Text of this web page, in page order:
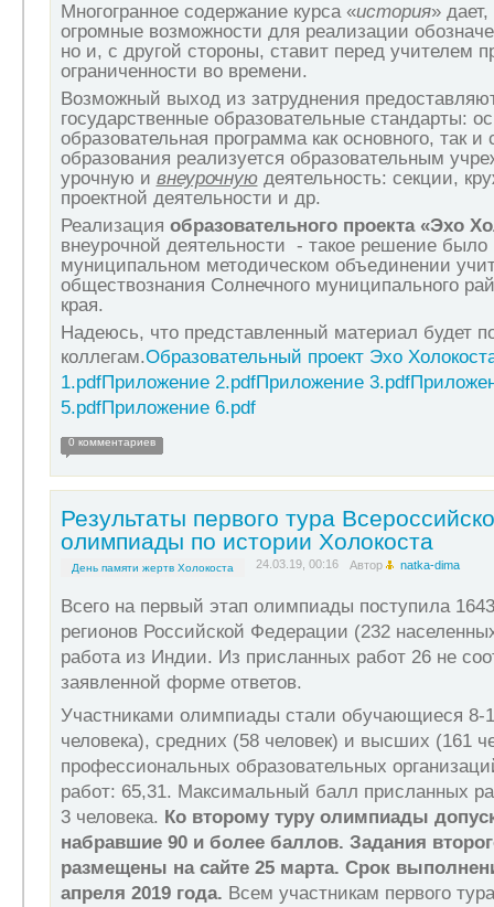
Многогранное содержание курса «история»
огромные возможности для реализации
но и, с другой стороны, ставит перед учителем
ограниченности во времени.
Возможный выход из затруднения
государственные образовательные стандарты:
образовательная программа как основного, так и
образования реализуется образовательным
урочную и внеурочнуюдеятельность: секции,
проектной деятельности и др.
Реализация образовательного проекта «Эхо
внеурочной деятельности - такое решение было
муниципальном методическом объединении
обществознания Солнечного муниципального
края.
Надеюсь, что представленный материал будет
коллегам.Образовательный проект Эхо
1.pdfПриложение 2.pdfПриложение 3.pdf
5.pdfПриложение 6.pdf
0 комментариев
Результаты первого тура
олимпиады по истории Холокоста
День памяти жертв Холокоста 24.03.19, 00:16 Автор natka-dima
Всего на первый этап олимпиады поступила
регионов Российской Федерации (232
работа из Индии. Из присланных работ 26 не
заявленной форме ответов.
Участниками олимпиады стали обучающиеся 8-
человека), средних (58 человек) и высших (161
профессиональных образовательных
работ: 65,31. Максимальный балл присланных
3 человека. Ко второму туру олимпиады
набравшие 90 и более баллов. Задания
размещены на сайте 25 марта. Срок
апреля 2019 года. Всем участникам первого